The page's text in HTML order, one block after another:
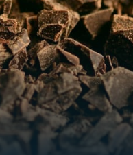
OPTICKÉ
KLAMY